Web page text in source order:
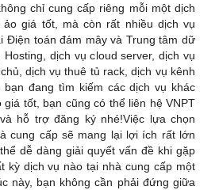
chỉ cung cấp riêng mỗi một dịch
giá tốt, mà còn rất nhiều dịch vụ
Điện toán đám mây và Trung tâm dữ
dịch vụ cloud server, dịch vụ
dịch vụ thuê tủ rack, dịch vụ kênh
đang tìm kiếm các dịch vụ khác
tốt, bạn cũng có thể liên hệ VNPT
hỗ trợ đăng ký nhé!Việc lựa chọn
cung cấp sẽ mang lại lợi ích rất lớn
dễ dàng giải quyết vấn đề khi gặp
kỳ dịch vụ nào tại nhà cung cấp một
này, bạn không cần phải đứng giữa